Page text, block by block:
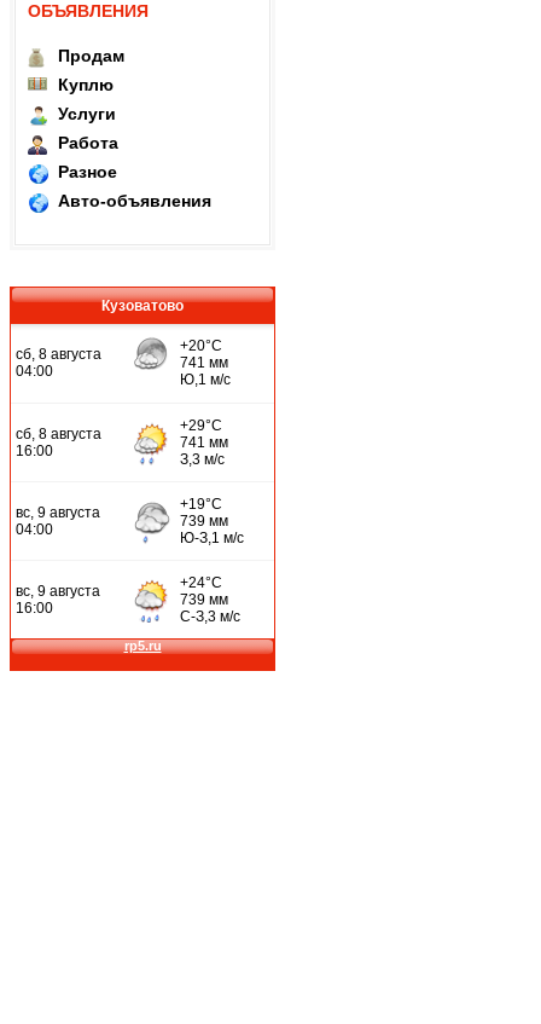
ОБЪЯВЛЕНИЯ
Продам
Куплю
Услуги
Работа
Разное
Авто-объявления
Кузоватово